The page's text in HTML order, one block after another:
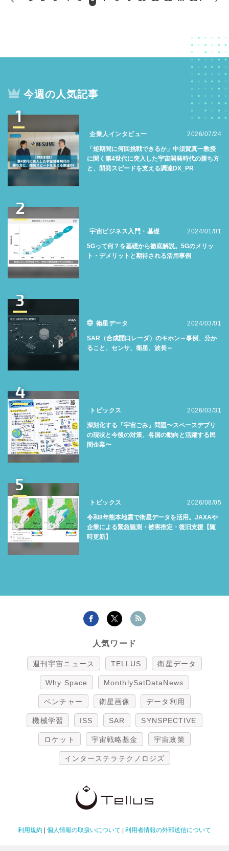
今週の人気記事
1
企業人インタビュー 2026/07/24
「短期間に何回挑戦できるか」中須賀真一教授
に聞く第4世代に突入した宇宙開発時代の勝ち方
と、開発スピードを支える調達DX_PR
2
宇宙ビジネス入門・基礎 2024/01/01
5Gって何？を基礎から徹底解説。5Gのメリッ
ト・デメリットと期待される活用事例
3
衛星データ 2024/03/01
SAR（合成開口レーダ）のキホン～事例、分か
ること、センサ、衛星、波長～
4
トピックス 2026/03/31
深刻化する「宇宙ごみ」問題〜スペースデブリ
の現状と今後の対策、各国の動向と活躍する民
間企業〜
5
トピックス 2026/08/05
令和8年熊本地震で衛星データを活用。JAXAや
企業による緊急観測・被害推定・復旧支援【随
時更新】
人気ワード
週刊宇宙ニュース TELLUS 衛星データ
Why Space MonthlySatDataNews
ベンチャー 衛星画像 データ利用
機械学習 ISS SAR SYNSPECTIVE
ロケット 宇宙戦略基金 宇宙政策
インターステラテクノロジズ
利用規約 個人情報の取扱いについて 利用者情報の外部送信について